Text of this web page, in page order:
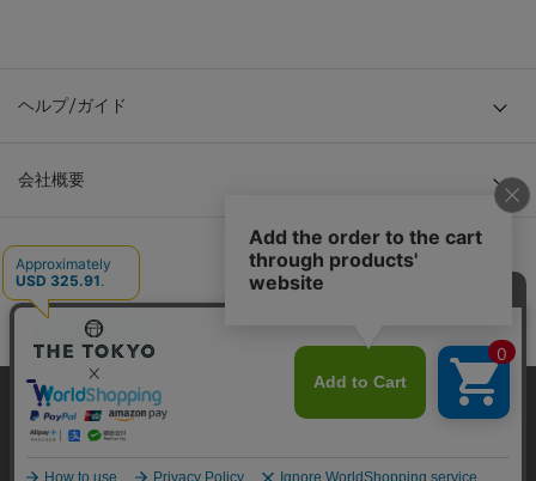
ヘルプ/ガイド
会社概要
© TOKYO BASE CO., LTD
当サイトはクッキー(cookie)を使用します。クッキーはサイト内
の一部の機能および、サイトの使用状況の分析からマーケティ
ング活動に利用することを目的としています。
プライバシーポリシーはこちら